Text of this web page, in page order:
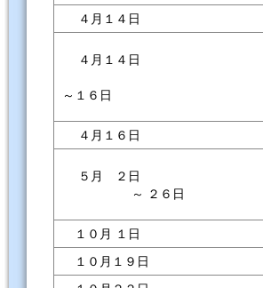
４月１４日
４月１４日
～１６日
４月１６日
５月 ２日
～ ２６日
１０月 １日
１０月１９日